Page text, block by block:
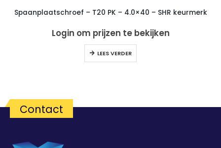
Spaanplaatschroef – T20 PK – 4.0×40 – SHR keurmerk
Login om prijzen te bekijken
LEES VERDER
Contact